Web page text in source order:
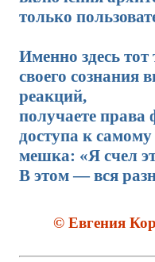
только
Именно здесь
своего сознания
реакций,
получаете права
доступа к
мешка: «Я счел
В этом — вся
© Евгения